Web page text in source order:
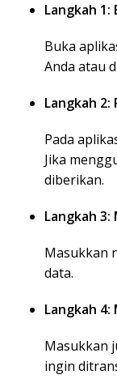
Langkah 1:
Buka
Anda atau
Langkah
Pada
Jika
diberikan.
Langkah
Masukkan
data.
Langkah 4:
Masukkan
ingin